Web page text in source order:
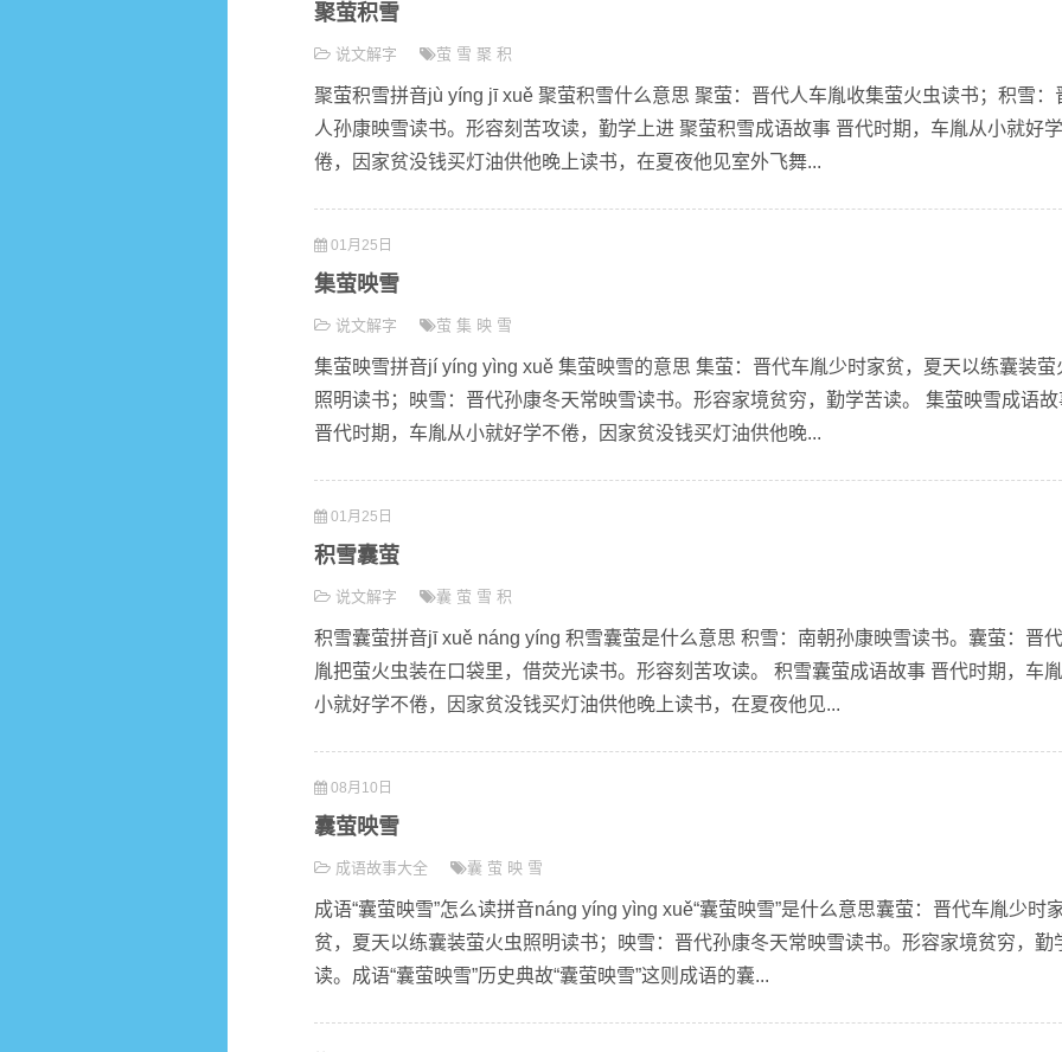
聚萤积雪
说文解字 萤 雪 聚 积
聚萤积雪拼音jù yíng jī xuě 聚萤积雪什么意思 聚萤：晋代人车胤收集萤火虫读书；积雪：
人孙康映雪读书。形容刻苦攻读，勤学上进 聚萤积雪成语故事 晋代时期，车胤从小就好
倦，因家贫没钱买灯油供他晚上读书，在夏夜他见室外飞舞...
01月25日
集萤映雪
说文解字 萤 集 映 雪
集萤映雪拼音jí yíng yìng xuě 集萤映雪的意思 集萤：晋代车胤少时家贫，夏天以练囊装萤
照明读书；映雪：晋代孙康冬天常映雪读书。形容家境贫穷，勤学苦读。 集萤映雪成语故
晋代时期，车胤从小就好学不倦，因家贫没钱买灯油供他晚...
01月25日
积雪囊萤
说文解字 囊 萤 雪 积
积雪囊萤拼音jī xuě náng yíng 积雪囊萤是什么意思 积雪：南朝孙康映雪读书。囊萤：晋
胤把萤火虫装在口袋里，借荧光读书。形容刻苦攻读。 积雪囊萤成语故事 晋代时期，车
小就好学不倦，因家贫没钱买灯油供他晚上读书，在夏夜他见...
08月10日
囊萤映雪
成语故事大全 囊 萤 映 雪
成语“囊萤映雪”怎么读拼音náng yíng yìng xuě“囊萤映雪”是什么意思囊萤：晋代车胤少时
贫，夏天以练囊装萤火虫照明读书；映雪：晋代孙康冬天常映雪读书。形容家境贫穷，勤
读。成语“囊萤映雪”历史典故“囊萤映雪”这则成语的囊...